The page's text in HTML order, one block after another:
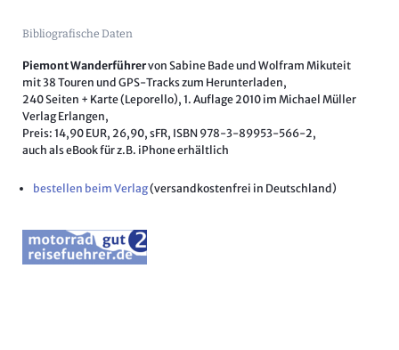
Bibliografische Daten
Piemont Wanderführervon Sabine Bade und Wolfram Mikuteit
mit 38 Touren und GPS-Tracks zum Herunterladen,
240 Seiten + Karte (Leporello), 1. Auflage 2010 im Michael Müller
Verlag Erlangen,
Preis: 14,90 EUR, 26,90, sFR, ISBN 978-3-89953-566-2,
auch als eBook für z.B. iPhone erhältlich
bestellen beim Verlag(versandkostenfrei in Deutschland)